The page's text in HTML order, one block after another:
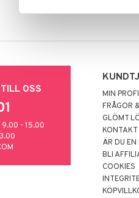
OSS
9.00 - 15.00
MIN
FRÅGOR
GLÖMT
KONTAKT
ÄR DU EN
BLI
COOKIES